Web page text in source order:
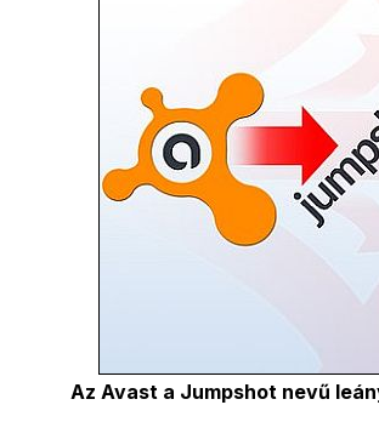
Az Avast a Jumpshot nevű